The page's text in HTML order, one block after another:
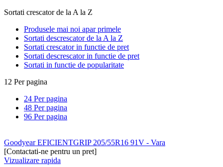
Sortati crescator de la A la Z
Produsele mai noi apar primele
Sortati descrescator de la A la Z
Sortati crescator in functie de pret
Sortati descrescator in functie de pret
Sortati in functie de popularitate
12 Per pagina
24 Per pagina
48 Per pagina
96 Per pagina
Goodyear EFICIENTGRIP 205/55R16 91V - Vara
[Contactati-ne pentru un pret]
Vizualizare rapida